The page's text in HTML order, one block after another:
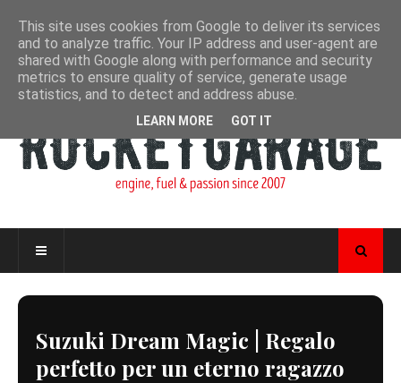
Suzuki Dream Magic | Regalo
perfetto per un eterno ragazzo
This site uses cookies from Google to deliver its services
and to analyze traffic. Your IP address and user-agent are
shared with Google along with performance and security
metrics to ensure quality of service, generate usage
statistics, and to detect and address abuse.
LEARN MORE GOT IT